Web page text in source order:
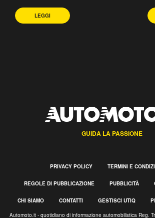
LEGGI
GUIDA LA PASSIONE
PRIVACY POLICY TERMINI E
REGOLE DI PUBBLICAZIONE PUBBLICITÀ
CHI SIAMO CONTATTI GESTISCI UTIQ
Automoto.it - quotidiano di informazione automobilistica Reg.